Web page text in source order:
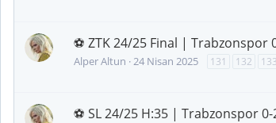
⚽ ZTK 24/25 Final | Trabzonspor
Alper Altun 24 Nisan 2025 131 132 133
⚽ SL 24/25 H:35 | Trabzonspor